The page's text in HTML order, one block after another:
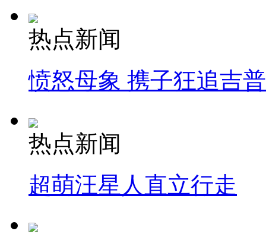
热点新闻
愤怒母象 携子狂追吉
热点新闻
超萌汪星人直立行走